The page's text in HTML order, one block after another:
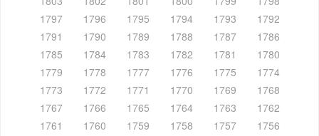
1797
1796 1795 1794 1793
1792
1791
1790 1789 1788 1787
1786
1785
1784 1783 1782 1781
1780
1779
1778 1777 1776 1775
1774
1773
1772 1771 1770 1769
1768
1767
1766 1765 1764 1763
1762
1761
1760 1759 1758 1757
1756